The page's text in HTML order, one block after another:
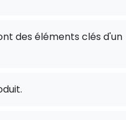
des éléments clés d'un